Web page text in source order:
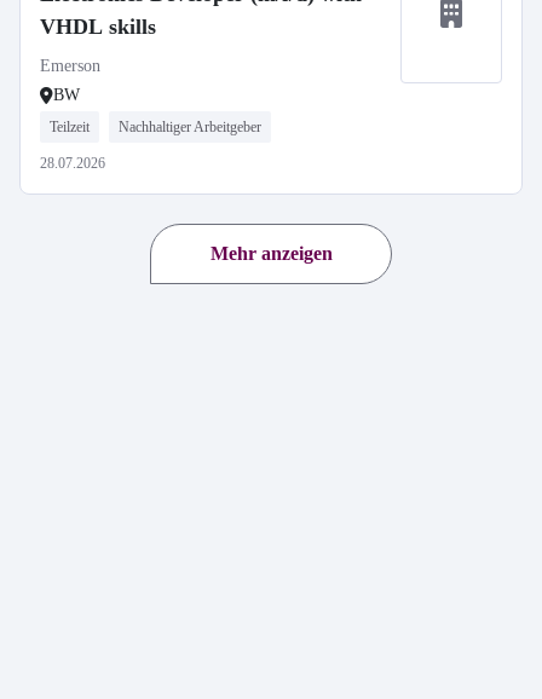
VHDL skills
Emerson
BW
Teilzeit Nachhaltiger Arbeitgeber
28.07.2026
Mehr anzeigen